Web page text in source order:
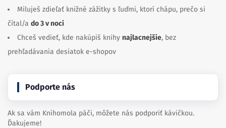
Miluješ zdieľať knižné zážitky s ľuďmi, ktorí chápu, prečo si
čítal/a do 3 v noci
Chceš vedieť, kde nakúpiš knihy najlacnejšie, bez
prehľadávania desiatok e-shopov
Podporte nás
Ak sa vám Knihomola páči, môžete nás podporiť kávičkou.
Ďakujeme!